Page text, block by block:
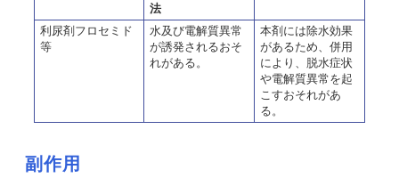
法
利尿剤フロセミド
等
水及び電解質異常
が誘発されるおそ
れがある。
本剤には除水効果
があるため、併用
により、脱水症状
や電解質異常を起
こすおそれがあ
る。
副作用